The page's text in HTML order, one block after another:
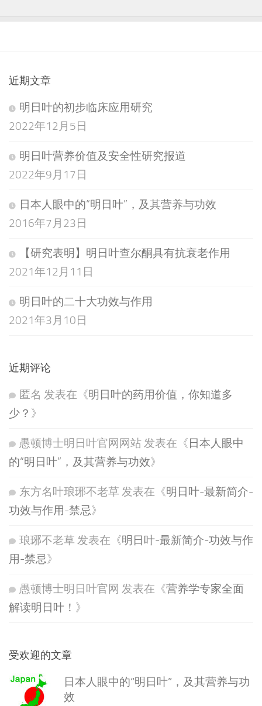
近期文章
明日叶的初步临床应用研究
2022年12月5日
明日叶营养价值及安全性研究报道
2022年9月17日
日本人眼中的“明日叶”，及其营养与功效
2016年7月23日
【研究表明】明日叶查尔酮具有抗衰老作用
2021年12月11日
明日叶的二十大功效与作用
2021年3月10日
近期评论
匿名 发表在《明日叶的药用价值，你知道多
少？ 》
愚顿博士明日叶官网网站发表在《 日本人眼中
的“明日叶”，及其营养与功效》
东方名叶琅琊不老草 发表在《明日叶-最新简介-
功效与作用-禁忌》
琅琊不老草 发表在《明日叶-最新简介-功效与作
用-禁忌》
愚顿博士明日叶官网 发表在《营养学专家全面
解读明日叶！ 》
受欢迎的文章
日本人眼中的“明日叶”，及其营养与功
效